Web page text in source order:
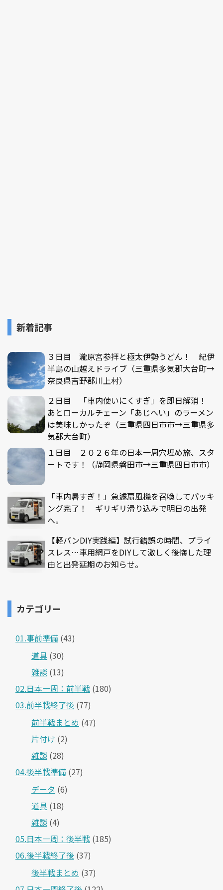
新着記事
３日目 瀧原宮参拝と極太伊勢うどん！ 紀伊
半島の山越えドライブ（三重県多気郡大台町→
奈良県吉野郡川上村）
２日目 「車内使いにくすぎ」を即日解消！
あとローカルチェーン「あじへい」のラーメン
は美味しかったぞ（三重県四日市市→三重県多
気郡大台町）
１日目 ２０２６年の日本一周穴埋め旅、スタ
ートです！（静岡県磐田市→三重県四日市市）
「車内暑すぎ！」急遽扇風機を召喚してパッキ
ング完了！ ギリギリ滑り込みで明日の出発
へ。
【軽バンDIY実践編】試行錯誤の時間、プライ
スレス…車用網戸をDIYして激しく後悔した理
由と出発延期のお知らせ。
カテゴリー
01.事前準備 (43)
道具 (30)
雑談 (13)
02.日本一周：前半戦 (180)
03.前半戦終了後 (77)
前半戦まとめ (47)
片付け (2)
雑談 (28)
04.後半戦準備 (27)
データ (6)
道具 (18)
雑談 (4)
05.日本一周：後半戦 (185)
06.後半戦終了後 (37)
後半戦まとめ (37)